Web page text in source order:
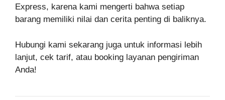
Express, karena kami mengerti bahwa setiap
barang memiliki nilai dan cerita penting di baliknya.
Hubungi kami sekarang juga untuk informasi lebih
lanjut, cek tarif, atau booking layanan pengiriman
Anda!